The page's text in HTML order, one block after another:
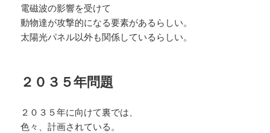
電磁波の影響を受けて
動物達が攻撃的になる要素があるらしい。
太陽光パネル以外も関係しているらしい。
２０３５年問題
２０３５年に向けて裏では、
色々、計画されている。